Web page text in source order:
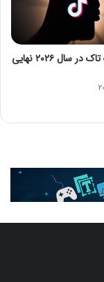
فروش تیک تاک در سال ۲۰۲۶ نهایی